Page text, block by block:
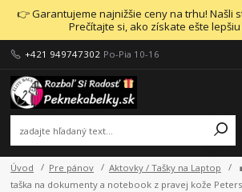
👉 Garantujeme najnižšie ceny na trhu! Našli
Prečítajte si, ako získate ešte lepšiu
+421 949747302 Po-Pia 10-16
Úvod Pre pánov Aktovky / Tašky na Laptop
taška na dokumenty a notebook z pravej kože